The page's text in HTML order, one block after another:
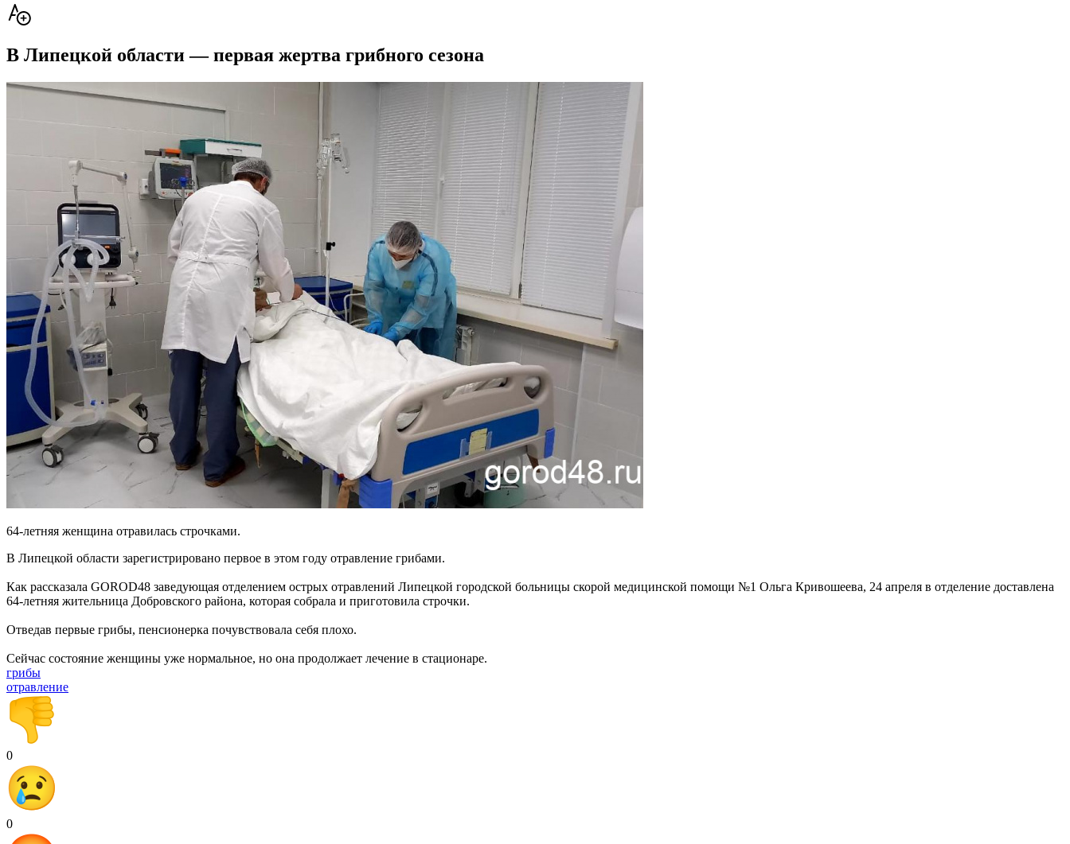
В Липецкой области — первая жертва грибного сезона
64-летняя женщина отравилась строчками.
В Липецкой области зарегистрировано первое в этом году отравление грибами.
Как рассказала GOROD48 заведующая отделением острых отравлений Липецкой городской больницы скорой медицинской помощи №1 Ольга Кривошеева, 24 апреля в отделение доставлена
64-летняя жительница Добровского района, которая собрала и приготовила строчки.
Отведав первые грибы, пенсионерка почувствовала себя плохо.
Сейчас состояние женщины уже нормальное, но она продолжает лечение в стационаре.
грибы
отравление
0
0